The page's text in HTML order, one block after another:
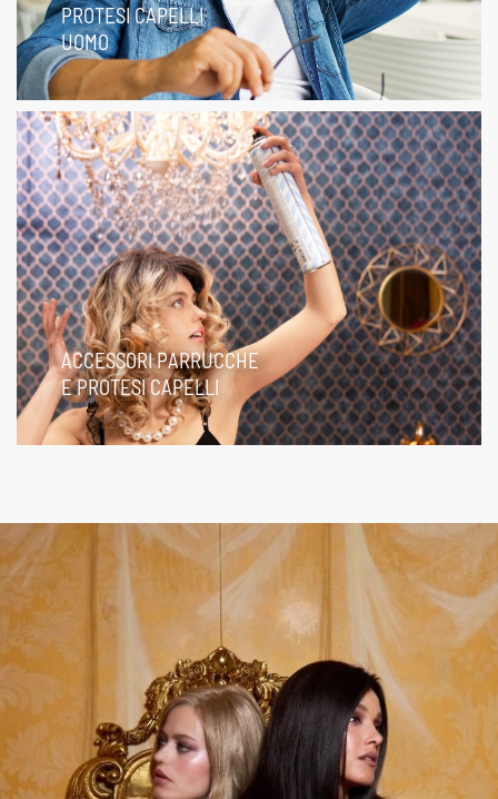
PROTESI CAPELLI
UOMO
ACCESSORI PARRUCCHE
E PROTESI CAPELLI